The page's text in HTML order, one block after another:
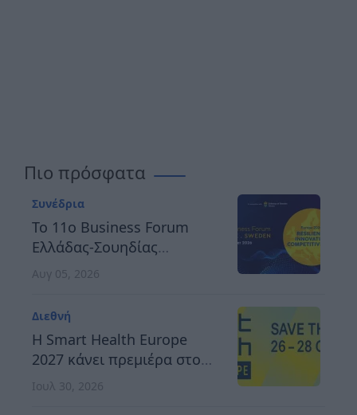
Πιο πρόσφατα
Συνέδρια
Το 11ο Business Forum
Ελλάδας-Σουηδίας
αναδεικνύει τον δρόμο
καινοτόμο και
ανταγωνιστική Ευρώπη
Αυγ 05, 2026
Διεθνή
H Smart Health Europe
2027 κάνει πρεμιέρα στο
Βερολίνο, στις 26 έως 28
Ιουλ 30, 2026